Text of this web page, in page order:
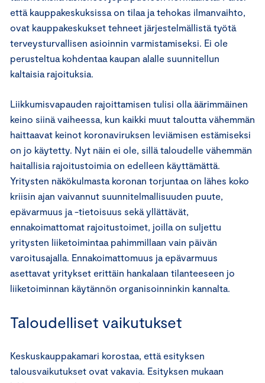
että kauppakeskuksissa on tilaa ja tehokas ilmanvaihto,
ovat kauppakeskukset tehneet järjestelmällistä työtä
terveysturvallisen asioinnin varmistamiseksi. Ei ole
perusteltua kohdentaa kaupan alalle suunnitellun
kaltaisia rajoituksia.
Liikkumisvapauden rajoittamisen tulisi olla äärimmäinen
keino siinä vaiheessa, kun kaikki muut taloutta vähemmän
haittaavat keinot koronaviruksen leviämisen estämiseksi
on jo käytetty. Nyt näin ei ole, sillä taloudelle vähemmän
haitallisia rajoitustoimia on edelleen käyttämättä.
Yritysten näkökulmasta koronan torjuntaa on lähes koko
kriisin ajan vaivannut suunnitelmallisuuden puute,
epävarmuus ja -tietoisuus sekä yllättävät,
ennakoimattomat rajoitustoimet, joilla on suljettu
yritysten liiketoimintaa pahimmillaan vain päivän
varoitusajalla. Ennakoimattomuus ja epävarmuus
asettavat yritykset erittäin hankalaan tilanteeseen jo
liiketoiminnan käytännön organisoinninkin kannalta.
Taloudelliset vaikutukset
Keskuskauppakamari korostaa, että esityksen
talousvaikutukset ovat vakavia. Esityksen mukaan